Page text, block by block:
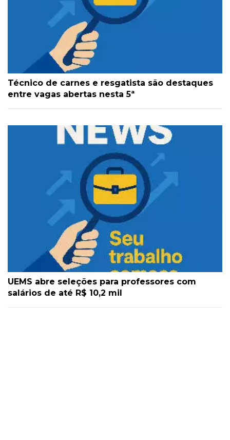
Técnico de carnes e resgatista são destaques
entre vagas abertas nesta 5ª
UEMS abre seleções para professores com
salários de até R$ 10,2 mil